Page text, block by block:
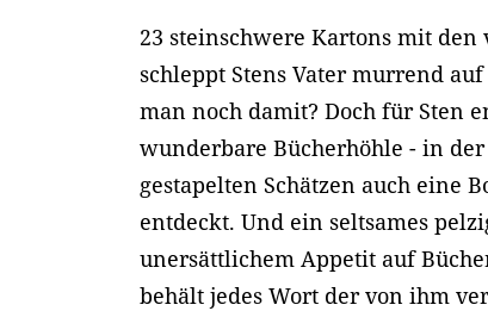
23 steinschwere Kartons mit den
schleppt Stens Vater murrend
man noch damit? Doch für Sten
wunderbare Bücherhöhle - in
gestapelten Schätzen auch eine
entdeckt. Und ein seltsames
unersättlichem Appetit auf
behält jedes Wort der von ihm